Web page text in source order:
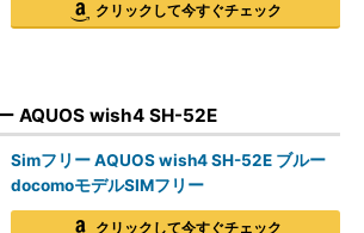
クリックして今すぐチェック
AQUOS wish4 SH-52E
Simフリー AQUOS wish4 SH-52E ブルー
docomoモデルSIMフリー
クリックして今すぐチェック